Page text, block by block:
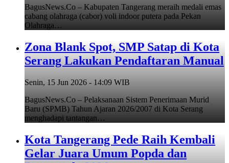
BagusNews.Co – Kabupaten Tangerang meraih medali emas
cabang olahraga (cabor) voli indoor putera pada Pekan
Olahraga…
Zona Blank Spot, SMP Satap di Kota
Serang Lakukan Pendaftaran Manual
Senin, 15 Jun 2026 - 14:09 WIB
BagusNews.Co – Pelaksanaan Sistem Penerimaan Murid
Baru (SPMB) Tahun Ajaran 2026/2007 di Kota Serang
menghadapi tantangan…
Kota Tangerang Pede Raih Kembali
Gelar Juara Umum Popda dan